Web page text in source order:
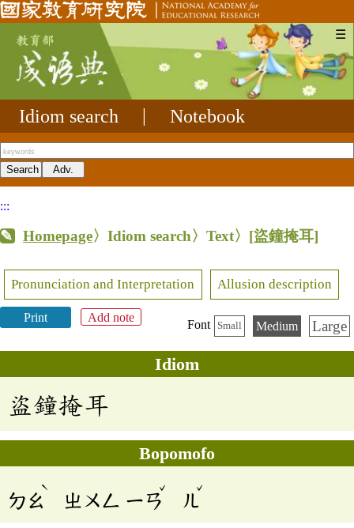
☰
Idiom search Notebook
:::
Homepage〉Idiom search〉Text〉 [盜鐘掩耳]
Pronunciation and Interpretation Allusion description
Print Add note
Font Small Medium Large
Idiom
盜鐘掩耳
Bopomofo
ㄉㄠ
ˋ
ㄓㄨㄥ ㄧㄢ
ˇ
ㄦ
ˇ